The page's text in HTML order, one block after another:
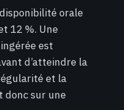
orale
12 %. Une
est
d’atteindre la
et la
donc sur une